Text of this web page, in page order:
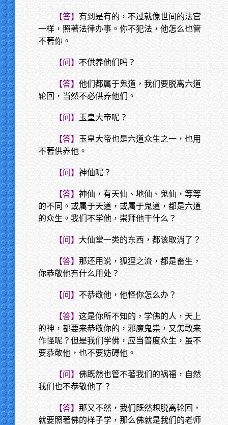
【答】 有到是有的，不过就像世间的法官
一样，照著法律办事。你不犯法，他怎么也管
不著你。
【问】 不供养他们吗？
【答】 他们都属于鬼道，我们要脱离六道
轮回，当然不必供养他们。
【问】 玉皇大帝呢？
【答】 玉皇大帝也是六道众生之一，也用
不著供养他。
【问】 神仙呢？
【答】 神仙，有天仙、地仙、鬼仙，等等
的不同。或属于天道，或属于鬼道，都是六道
的众生。我们不学他，崇拜他干什么？
【问】 大仙堂一类的东西，都该取消了？
【答】 那还用说，狐狸之流，都是畜生，
你恭敬他有什么用处？
【问】 不恭敬他，他怪你怎么办？
【答】 这是你所不知的，学佛的人，天上
的神，都要来恭敬你的，邪魔鬼祟，又怎敢来
作怪呢？但是我们学佛，应当普度众生，虽不
要恭敬他，也不要妨碍他。
【问】 佛既然也管不著我们的祸福，自然
我们也不恭敬他了？
【答】 那又不然，我们既然想脱离轮回，
就要照著佛的样子学，那么佛就是我们的老师